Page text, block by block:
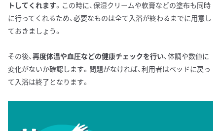
トしてくれます。この時に、保湿クリームや軟膏などの塗布も同時
に行ってくれるため、必要なものは全て入浴が終わるまでに用意し
ておきましょう。
その後、再度体温や血圧などの健康チェックを行い、体調や数値に
変化がないか確認します。問題がなければ、利用者はベッドに戻っ
て入浴は終了となります。